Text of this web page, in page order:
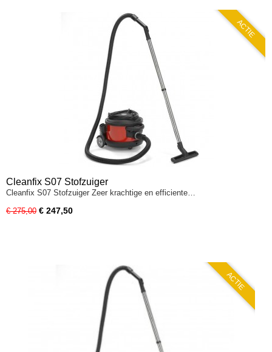
ACTIE
Cleanfix S07 Stofzuiger
Cleanfix S07 Stofzuiger Zeer krachtige en efficiente…
€ 275,00 € 247,50
ACTIE